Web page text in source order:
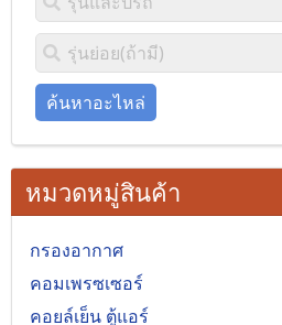
ค้นหาอะไหล่
หมวดหมู่สินค้า
กรองอากาศ
คอมเพรซเซอร์
คอยล์เย็น ตู้แอร์